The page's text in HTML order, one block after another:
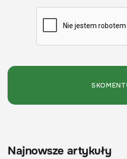
Najnowsze artykuły